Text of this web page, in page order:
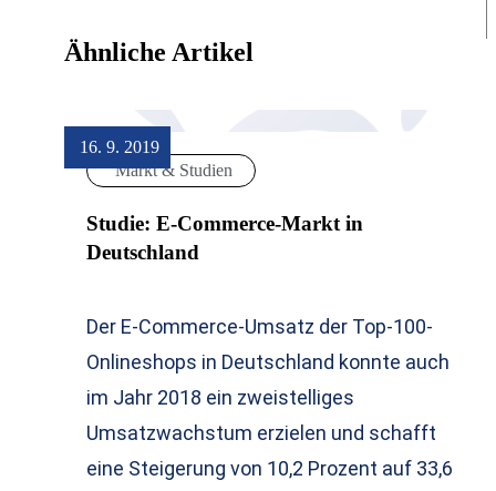
Ähnliche Artikel
16. 9. 2019
Markt & Studien
Studie: E-Commerce-Markt in
Deutschland
Der E-Commerce-Umsatz der Top-100-
Onlineshops in Deutschland konnte auch
im Jahr 2018 ein zweistelliges
Umsatzwachstum erzielen und schafft
eine Steigerung von 10,2 Prozent auf 33,6